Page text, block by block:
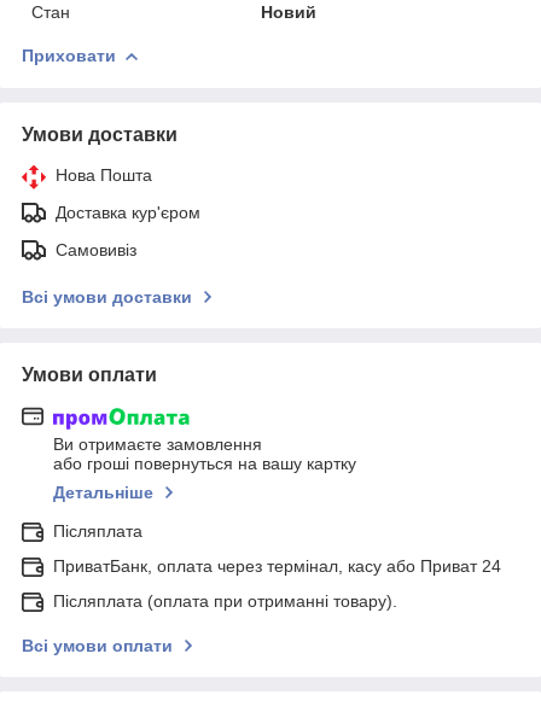
Стан
Новий
Приховати
Умови доставки
Нова Пошта
Доставка кур'єром
Самовивіз
Всі умови доставки
Умови оплати
Ви отримаєте замовлення
або гроші повернуться на вашу картку
Детальніше
Післяплата
ПриватБанк, оплата через термінал, касу або Приват 24
Післяплата (оплата при отриманні товару).
Всі умови оплати